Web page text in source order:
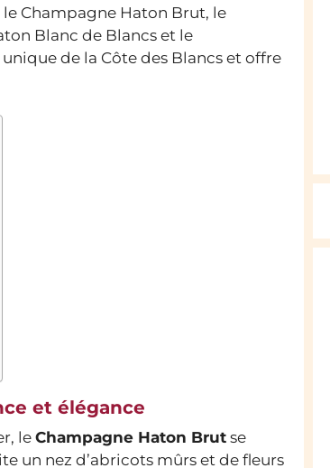
Champagne Haton Brut, le
Blanc de Blancs et le
de la Côte des Blancs et offre
et élégance
le Champagne Haton Brut se
un nez d’abricots mûrs et de fleurs